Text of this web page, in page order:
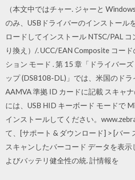
（本文中ではチャー. ジャーと
のみ、USBドライバーのインストール
ロードしてインストール NTSC/PAL
り換え）/. UCC/EAN Composite コー
ション モード . 第 15 章「ドライバー
ップ (DS8108-DL)」では、米国のドラ
AAMVA 準拠 ID カードに記載 スキャ
には、USB HID キーボード モードで
インストールしてください。
て、[サポート & ダウンロード] > [バー
スキャンしたバーコード データを表
よびバッテリ健全性の統. 計情報を